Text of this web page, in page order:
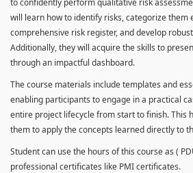
will learn how to identify risks, categorize them
comprehensive risk register, and develop
Additionally, they will acquire the skills to
through an impactful dashboard.
The course materials include templates and
enabling participants to engage in a practical
entire project lifecycle from start to finish. This
them to apply the concepts learned directly to
Student can use the hours of this course as (
professional certificates like PMI certificates.